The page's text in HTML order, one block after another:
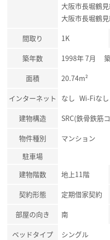
大阪市長堀鶴
大阪市長堀鶴
間取り 1K
築年数 1998年 7月
面積 20.74m²
インターネット なし Wi-Fiなし
建物構造 SRC(鉄骨鉄筋
物件種別
マンション
駐車場
建物階数
地上11階
契約形態 定期借家契約
部屋の向き 南
ベッドタイプ シングル